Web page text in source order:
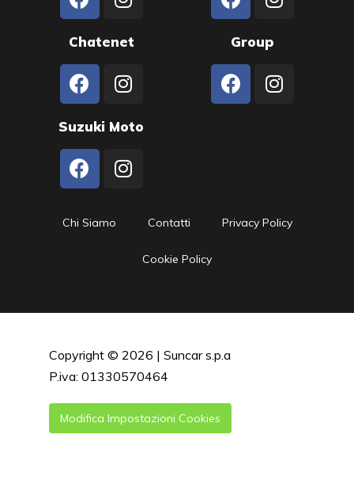
Chatenet Group
Suzuki Moto
Chi Siamo Contatti Privacy Policy
Cookie Policy
Copyright © 2026 | Suncar s.p.a
P.iva: 01330570464
Modifica Impostazioni Cookies